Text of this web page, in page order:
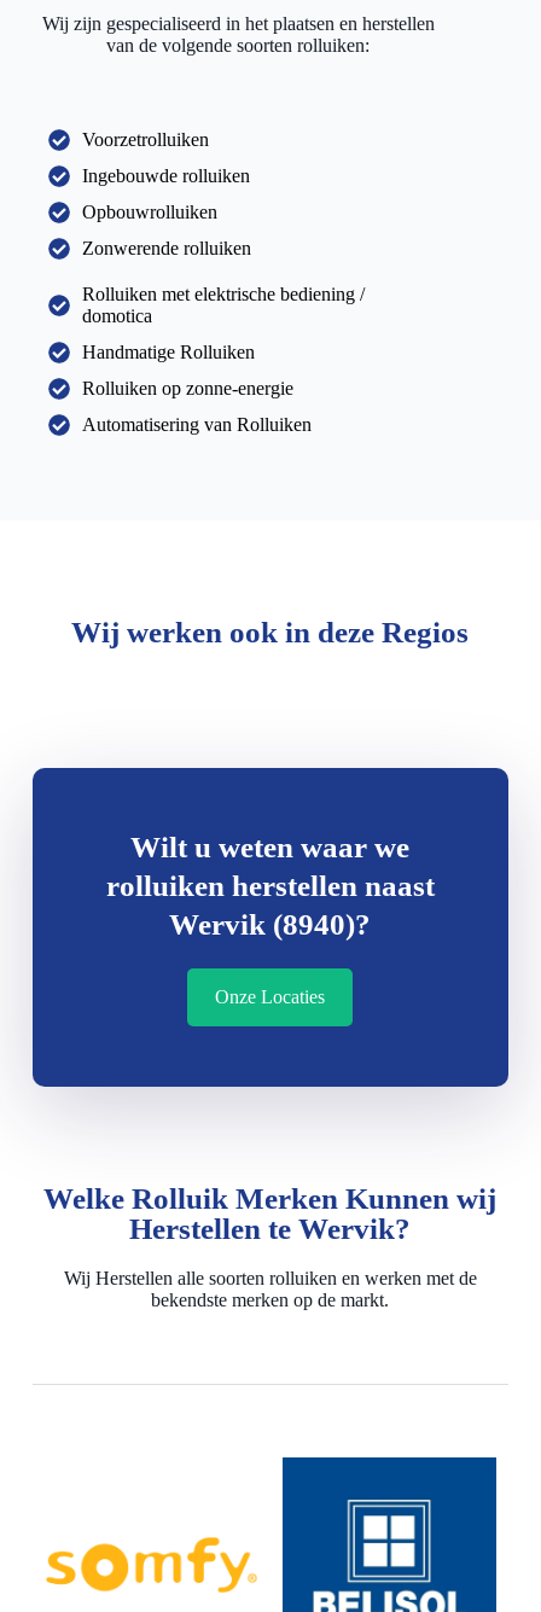
Wij zijn gespecialiseerd in het plaatsen en herstellen
van de volgende soorten rolluiken:
Voorzetrolluiken
Ingebouwde rolluiken
Opbouwrolluiken
Zonwerende rolluiken
Rolluiken met elektrische bediening /
domotica
Handmatige Rolluiken
Rolluiken op zonne-energie
Automatisering van Rolluiken
Wij werken ook in deze Regios
Wilt u weten waar we
rolluiken herstellen naast
Wervik (8940)?
Onze Locaties
Welke Rolluik Merken Kunnen wij
Herstellen te Wervik?
Wij Herstellen alle soorten rolluiken en werken met de
bekendste merken op de markt.